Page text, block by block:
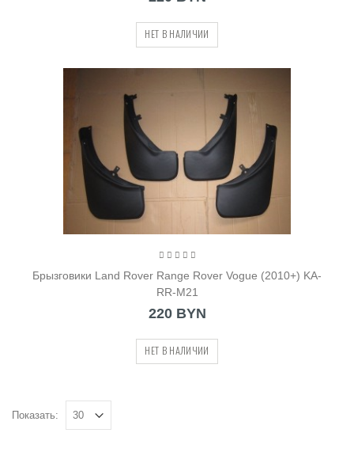
НЕТ В НАЛИЧИИ
Брызговики Land Rover Range Rover Vogue (2010+) KA-
RR-M21
220 BYN
НЕТ В НАЛИЧИИ
Показать: